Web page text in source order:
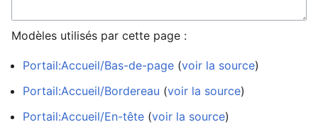
Modèles utilisés par cette page :
Portail:Accueil/Bas-de-page (voir la source)
Portail:Accueil/Bordereau (voir la source)
Portail:Accueil/En-tête (voir la source)